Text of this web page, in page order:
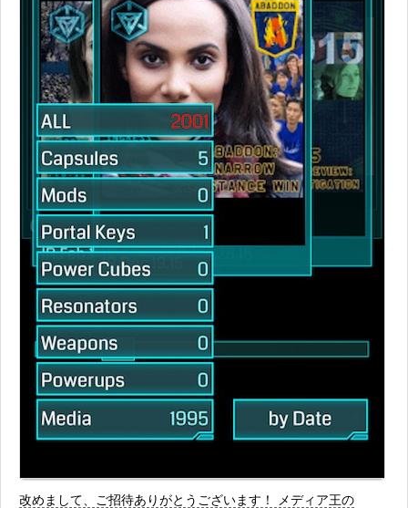
改めまして、ご招待ありがとうございます！ メディア王の